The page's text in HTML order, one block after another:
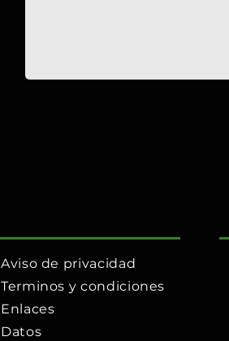
Aviso de privacidad
Terminos y condiciones
Enlaces
Datos